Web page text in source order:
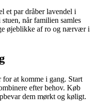
et par dråber lavendel i
når familien samles
øjeblikke af ro og nærvær i
at komme i gang. Start
efter behov. Køb
dem mørkt og køligt.